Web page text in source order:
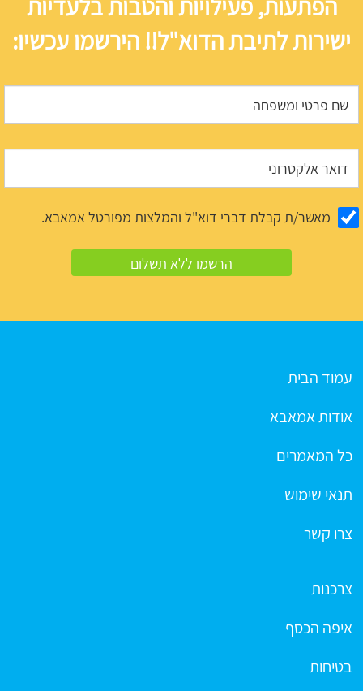
הפתעות, פעילויות והטבות בלעדיות
ישירות לתיבת הדוא"ל!! הירשמו עכשיו:
מאשר/ת קבלת דברי דוא"ל והמלצות מפורטל אמאבא.
עמוד הבית
אודות אמאבא
כל המאמרים
תנאי שימוש
צרו קשר
צרכנות
איפה הכסף
בטיחות